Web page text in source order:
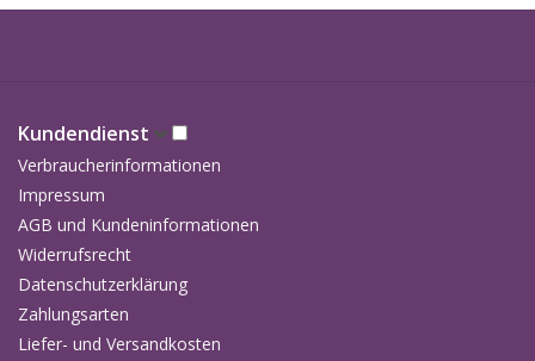
Kundendienst
Verbraucherinformationen
Impressum
AGB und Kundeninformationen
Widerrufsrecht
Datenschutzerklärung
Zahlungsarten
Liefer- und Versandkosten